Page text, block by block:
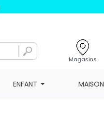
Magasins
ENFANT MAISON